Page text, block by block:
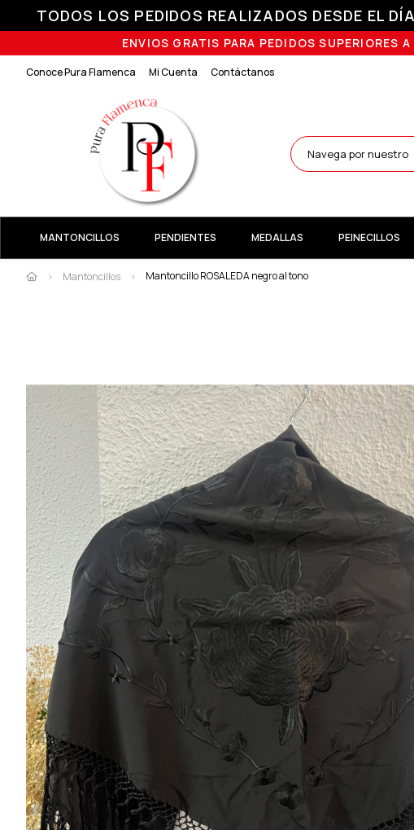
TODOS LOS PEDIDOS REALIZADOS DESDE EL
ENVIOS GRATIS PARA PEDIDOS SUPERIORES
Conoce Pura Flamenca Mi Cuenta Contáctanos
MANTONCILLOS PENDIENTES MEDALLAS PEINECILLOS
Mantoncillos Mantoncillo ROSALEDA negro al tono